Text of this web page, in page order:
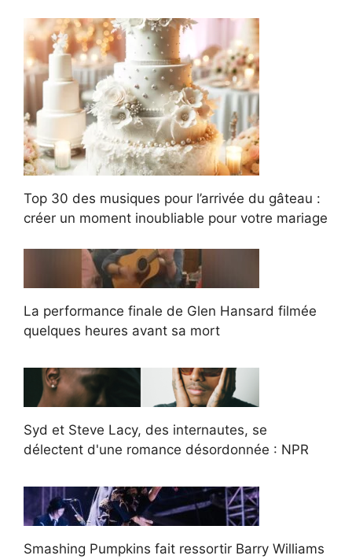
Top 30 des musiques pour l’arrivée du gâteau :
créer un moment inoubliable pour votre mariage
La performance finale de Glen Hansard filmée
quelques heures avant sa mort
Syd et Steve Lacy, des internautes, se
délectent d'une romance désordonnée : NPR
Smashing Pumpkins fait ressortir Barry Williams